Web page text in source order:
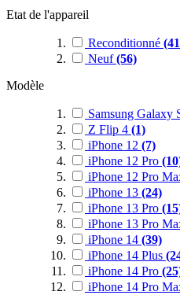
Etat de l'appareil
Reconditionné
Neuf(56)
Modèle
Samsung Galaxy
Z Flip 4 (1)
iPhone 12 (7)
iPhone 12 Pro
iPhone 12 Pro
iPhone 13 (24)
iPhone 13 Pro
iPhone 13 Pro
iPhone 14 (39)
iPhone 14 Plus
iPhone 14 Pro
iPhone 14 Pro